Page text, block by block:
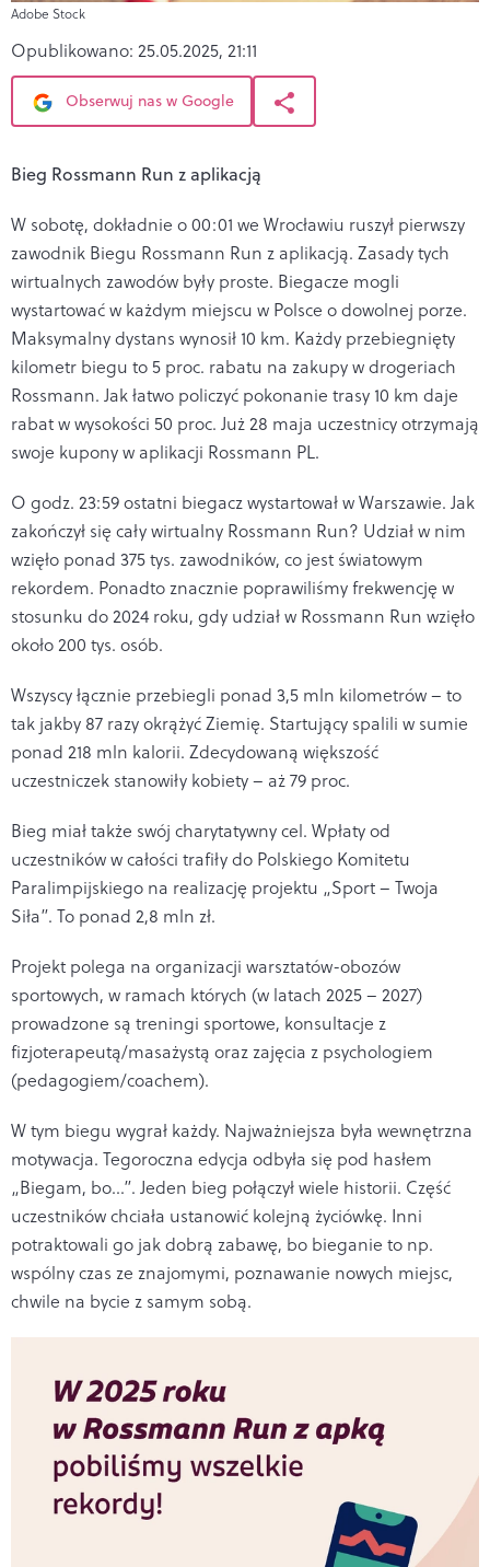
Adobe Stock
Opublikowano: 25.05.2025, 21:11
Obserwuj nas w Google
Bieg Rossmann Run z aplikacją
W sobotę, dokładnie o 00:01 we Wrocławiu ruszył pierwszy
zawodnik Biegu Rossmann Run z aplikacją. Zasady tych
wirtualnych zawodów były proste. Biegacze mogli
wystartować w każdym miejscu w Polsce o dowolnej porze.
Maksymalny dystans wynosił 10 km. Każdy przebiegnięty
kilometr biegu to 5 proc. rabatu na zakupy w drogeriach
Rossmann. Jak łatwo policzyć pokonanie trasy 10 km daje
rabat w wysokości 50 proc. Już 28 maja uczestnicy otrzymają
swoje kupony w aplikacji Rossmann PL.
O godz. 23:59 ostatni biegacz wystartował w Warszawie. Jak
zakończył się cały wirtualny Rossmann Run? Udział w nim
wzięło ponad 375 tys. zawodników, co jest światowym
rekordem. Ponadto znacznie poprawiliśmy frekwencję w
stosunku do 2024 roku, gdy udział w Rossmann Run wzięło
około 200 tys. osób.
Wszyscy łącznie przebiegli ponad 3,5 mln kilometrów – to
tak jakby 87 razy okrążyć Ziemię. Startujący spalili w sumie
ponad 218 mln kalorii. Zdecydowaną większość
uczestniczek stanowiły kobiety – aż 79 proc.
Bieg miał także swój charytatywny cel. Wpłaty od
uczestników w całości trafiły do Polskiego Komitetu
Paralimpijskiego na realizację projektu „Sport – Twoja
Siła”. To ponad 2,8 mln zł.
Projekt polega na organizacji warsztatów-obozów
sportowych, w ramach których (w latach 2025 – 2027)
prowadzone są treningi sportowe, konsultacje z
fizjoterapeutą/masażystą oraz zajęcia z psychologiem
(pedagogiem/coachem).
W tym biegu wygrał każdy. Najważniejsza była wewnętrzna
motywacja. Tegoroczna edycja odbyła się pod hasłem
„Biegam, bo…”. Jeden bieg połączył wiele historii. Część
uczestników chciała ustanowić kolejną życiówkę. Inni
potraktowali go jak dobrą zabawę, bo bieganie to np.
wspólny czas ze znajomymi, poznawanie nowych miejsc,
chwile na bycie z samym sobą.